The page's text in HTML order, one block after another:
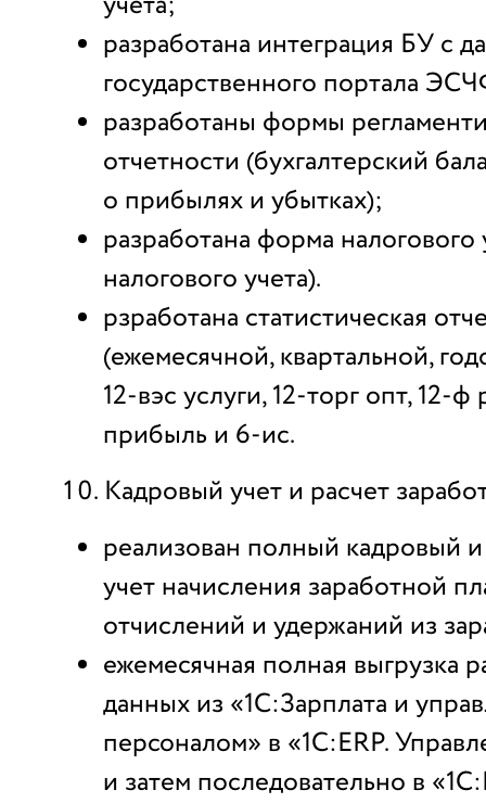
разработана интеграция БУ с
государственного портала
разработаны формы
отчетности (бухгалтерский
о прибылях и убытках);
разработана форма налогового
налогового учета).
рзработана статистическая
(ежемесячной, квартальной,
12-вэс услуги, 12-торг опт, 12-
прибыль и 6-ис.
Кадровый учет и расчет
реализован полный кадровый
учет начисления заработной
отчислений и удержаний из
ежемесячная полная выгрузка
данных из «1С:Зарплата и
персоналом» в «1С:ERP.
и затем последовательно в